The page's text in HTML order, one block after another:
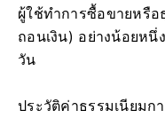
ผู้ใช้ทำการซื้อขายหรื
ถอนเงิน) อย่างน้อยหนึ่
วัน
ประวัติค่าธรรมเนียมก